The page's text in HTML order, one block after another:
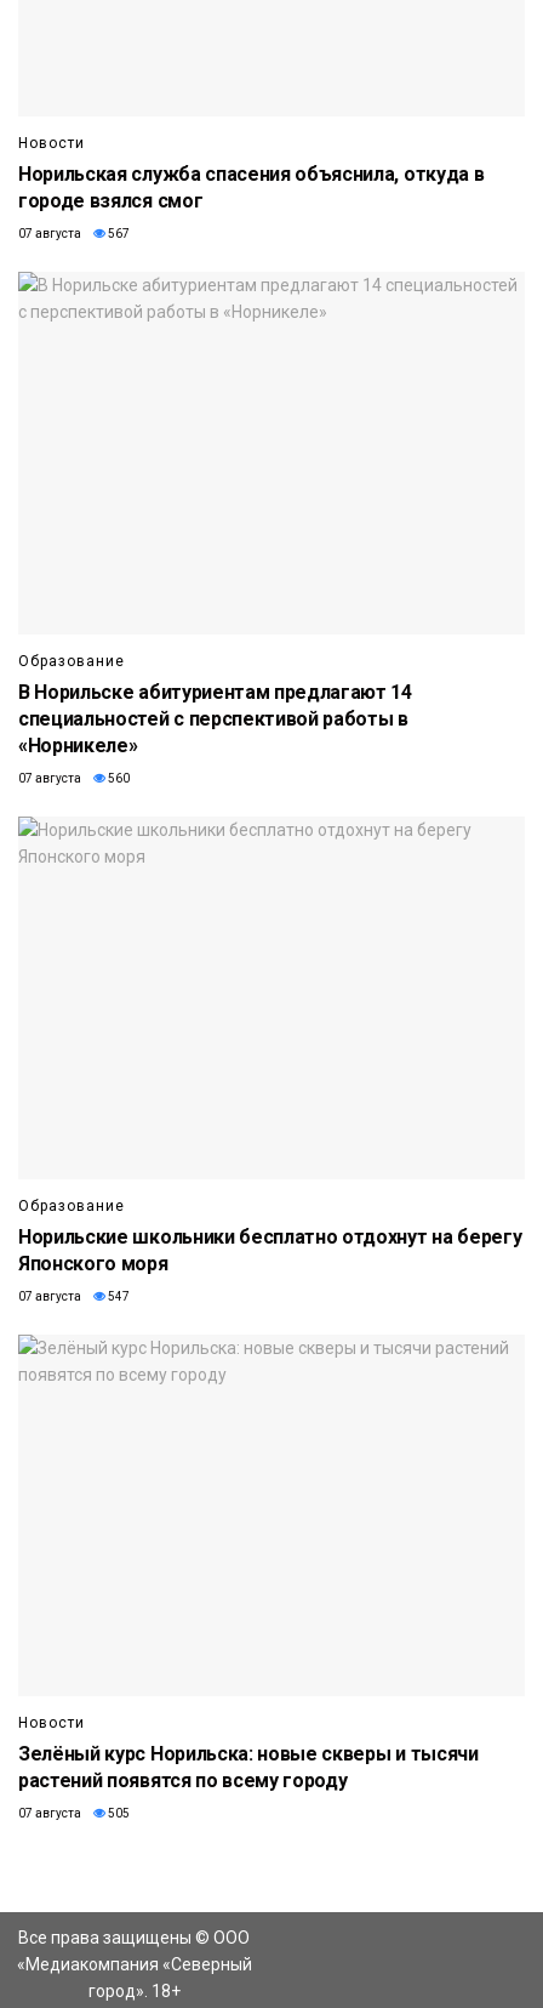
Новости
Норильская служба спасения объяснила, откуда в
городе взялся смог
07 августа 567
Образование
В Норильске абитуриентам предлагают 14
специальностей с перспективой работы в
«Норникеле»
07 августа 560
Образование
Норильские школьники бесплатно отдохнут на берегу
Японского моря
07 августа 547
Новости
Зелёный курс Норильска: новые скверы и тысячи
растений появятся по всему городу
07 августа 505
Все права защищены © ООО
«Медиакомпания «Северный
город». 18+